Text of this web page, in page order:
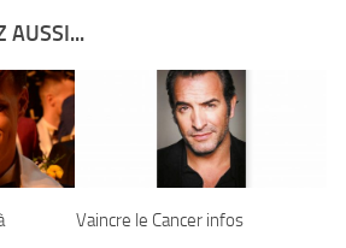
AUSSI...
Vaincre le Cancer infos